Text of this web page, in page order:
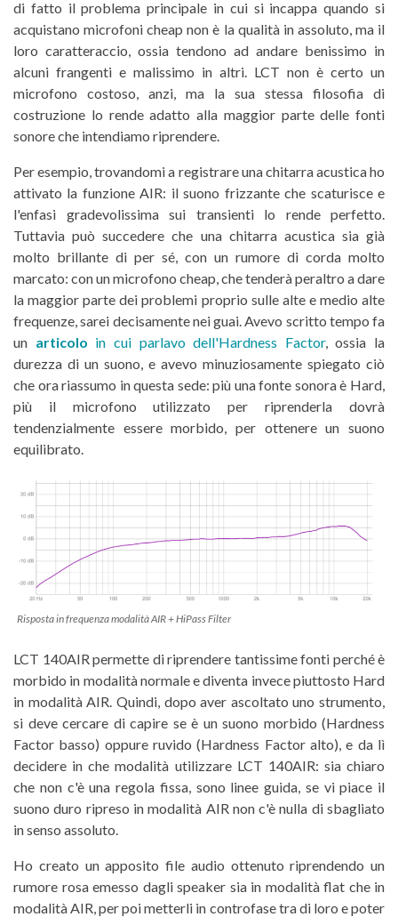
di fatto il problema principale in cui si incappa quando si
acquistano microfoni cheap non è la qualità in assoluto, ma il
loro caratteraccio, ossia tendono ad andare benissimo in
alcuni frangenti e malissimo in altri. LCT non è certo un
microfono costoso, anzi, ma la sua stessa filosofia di
costruzione lo rende adatto alla maggior parte delle fonti
sonore che intendiamo riprendere.
Per esempio,trovandomia registrare una chitarra acustica ho
attivato la funzione AIR: il suono frizzante che scaturisce e
l'enfasi gradevolissima sui transienti lo rende perfetto.
Tuttavia può succedere che una chitarra acustica sia già
molto brillante di per sé, con un rumore di corda molto
marcato: con un microfono cheap, che tenderà peraltro a dare
la maggior parte dei problemi proprio sulle alte e medio alte
frequenze, sarei decisamente nei guai. Avevo scritto tempo fa
un articolo in cui parlavo dell'Hardness Factor, ossia la
durezza di un suono, e avevo minuziosamente spiegato ciò
che ora riassumo in questa sede: più una fonte sonora è Hard,
più il microfono utilizzato per riprenderla dovrà
tendenzialmente essere morbido, per ottenere un suono
equilibrato.
Risposta in frequenza modalità AIR + HiPass Filter
LCT 140AIR permette di riprendere tantissime fonti perché è
morbido in modalità normale e diventa invece piuttosto Hard
in modalità AIR. Quindi, dopo aver ascoltato uno strumento,
si deve cercare di capire se è un suono morbido (Hardness
Factor basso) oppure ruvido (Hardness Factor alto), e da lì
decidere in che modalità utilizzare LCT 140AIR: sia chiaro
che non c'è una regola fissa, sono linee guida, se vi piace il
suono duro ripreso in modalità AIR non c'è nulla di sbagliato
in senso assoluto.
Ho creato un apposito file audio ottenuto riprendendo un
rumore rosa emesso dagli speaker sia in modalità flat che in
modalità AIR, per poi metterli in controfase tra di loro e poter